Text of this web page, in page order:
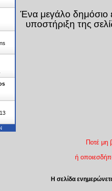
13
Ένα μεγάλο δημόσιο
υποστήριξη της
Ποτέ μη
ή
Η σελίδα